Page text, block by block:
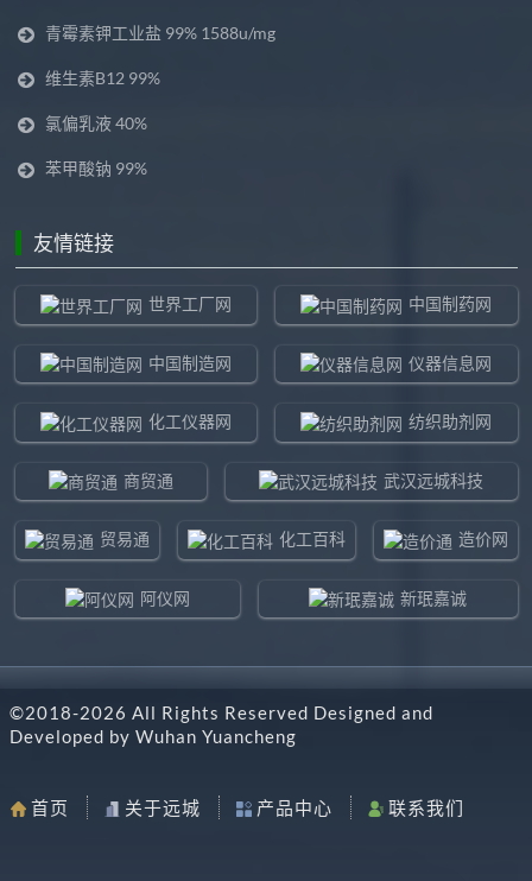
青霉素钾工业盐 99% 1588u/mg
维生素B12 99%
氯偏乳液 40%
苯甲酸钠 99%
友情链接
世界工厂网 中国制药网
中国制造网 仪器信息网
化工仪器网 纺织助剂网
商贸通 武汉远城科技
贸易通 化工百科 造价网
阿仪网 新珉嘉诚
东北制造网 药智通
©2018-2026 All Rights Reserved Designed and
Developed by Wuhan Yuancheng
首页 关于远城 产品中心 联系我们